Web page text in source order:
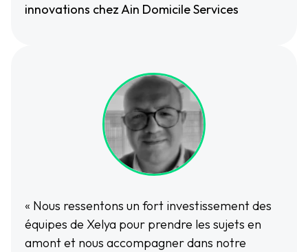
innovations chez Ain Domicile Services
« Nous ressentons un fort investissement des
équipes de Xelya pour prendre les sujets en
amont et nous accompagner dans notre